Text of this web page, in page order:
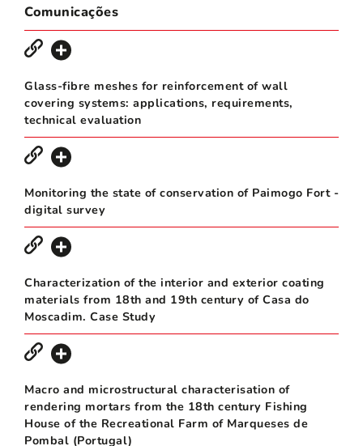
Comunicações
Glass-fibre meshes for reinforcement of wall
covering systems: applications, requirements,
technical evaluation
Monitoring the state of conservation of Paimogo Fort -
digital survey
Characterization of the interior and exterior coating
materials from 18th and 19th century of Casa do
Moscadim. Case Study
Macro and microstructural characterisation of
rendering mortars from the 18th century Fishing
House of the Recreational Farm of Marqueses de
Pombal (Portugal)